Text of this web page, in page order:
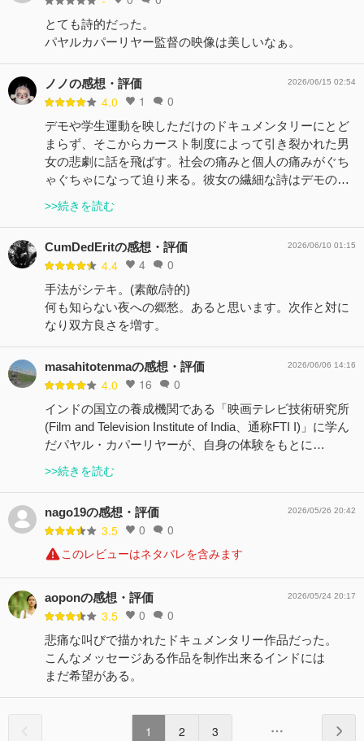
とても詩的だった。
パヤルカパーリヤー監督の映像は美しいなぁ。
ノノの感想・評価
4.0 1 0
2026/06/15 02:54
デモや学生運動を映しただけのドキュメンタリーにとど
まらず、そこからカースト制度によって引き裂かれた男
女の悲劇に話を飛ばす。社会の痛みと個人の痛みがぐち
ゃぐちゃになって迫り来る。彼女の繊細な詩はデモの…
>>続きを読む
CumDedEritの感想・評価
4.4 4 0
2026/06/10 01:15
手法がシテキ。(素敵/詩的)
何も知らない夜への郷愁。あると思います。次作と対に
なり双方良さを増す。
masahitotenmaの感想・評価
4.0 16 0
2026/06/06 14:16
インドの国立の養成機関である「映画テレビ技術研究所
(Film and Television Institute of India、通称FTI I)」に学ん
だパヤル・カパーリヤーが、自身の体験をもとに…
>>続きを読む
nago19の感想・評価
3.5 0 0
2026/05/26 20:42
このレビューはネタバレを含みます
aoponの感想・評価
3.5 0 0
2026/05/24 20:17
悲痛な叫びで描かれたドキュメンタリー作品だった。
こんなメッセージある作品を制作出来るインドには
まだ希望がある。
1 2 3